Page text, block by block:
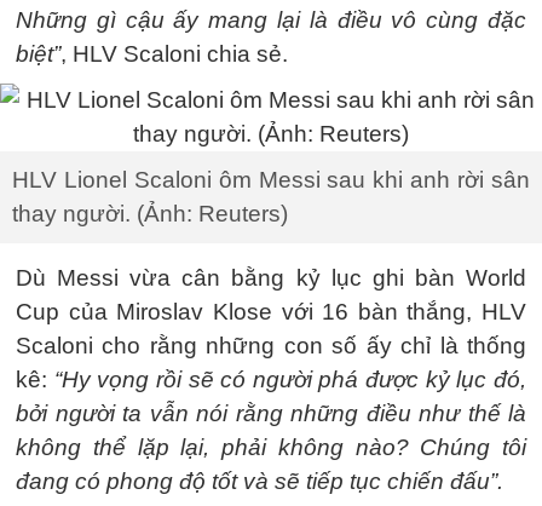
Những gì cậu ấy mang lại là điều vô cùng đặc
biệt”, HLV Scaloni chia sẻ.
HLV Lionel Scaloni ôm Messi sau khi anh rời sân
thay người. (Ảnh: Reuters)
Dù Messi vừa cân bằng kỷ lục ghi bàn World
Cup của Miroslav Klose với 16 bàn thắng, HLV
Scaloni cho rằng những con số ấy chỉ là thống
kê: “Hy vọng rồi sẽ có người phá được kỷ lục đó,
bởi người ta vẫn nói rằng những điều như thế là
không thể lặp lại, phải không nào? Chúng tôi
đang có phong độ tốt và sẽ tiếp tục chiến đấu”.